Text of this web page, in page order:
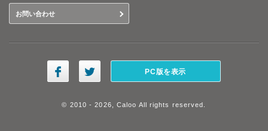
お問い合わせ
PC版を表示
© 2010 - 2026, Caloo All rights reserved.